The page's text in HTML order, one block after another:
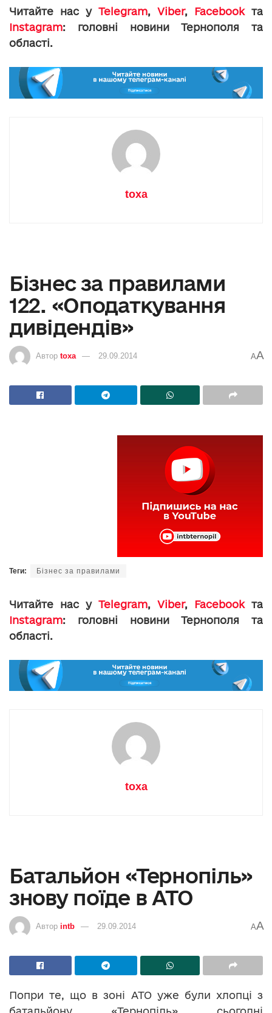
Читайте нас у Telegram, Viber, Facebookта
Instagram: головні новини Тернополя та
області.
toxa
Бізнес за правилами
122. «Оподаткування
дивідендів»
Автор toxa 29.09.2014 AA
Теги: Бізнес за правилами
Читайте нас у Telegram, Viber, Facebookта
Instagram: головні новини Тернополя та
області.
toxa
Батальйон «Тернопіль»
знову поїде в АТО
Автор intb 29.09.2014 AA
Попри те, що в зоні АТО уже були хлопці з